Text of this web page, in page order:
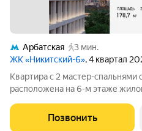
Арбатская
3 мин.
ЖК «Никитский-6», 4 квартал
Квартира с 2 мастер-
расположена на 6-м этаже
Кисловский и Калашный
журналиста. Планировочное
Позвонить